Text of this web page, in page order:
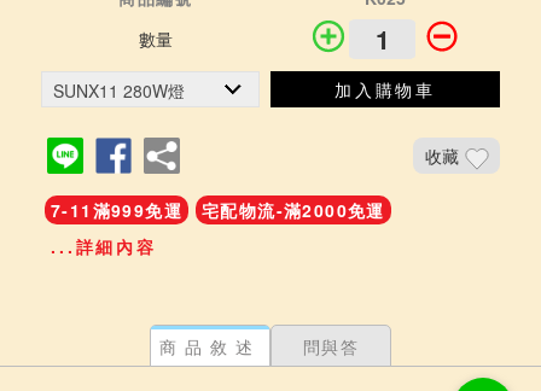
數量
加入購物車
收藏
7-11滿999免運
宅配物流-滿2000免運
...詳細內容
商品敘述 問與答